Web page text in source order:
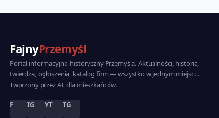
FajnyPrzemyśl
Portal informacyjno-historyczny Przemyśla. Aktualności, historia,
twierdza, ogłoszenia, katalog firm — wszystko w jednym miejscu.
Tworzony przez AI, dla mieszkańców.
F IG YT TG